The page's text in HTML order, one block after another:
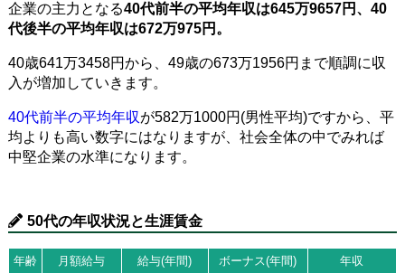
企業の主力となる40代前半の平均年収は645万9657円、40
代後半の平均年収は672万975円。
40歳641万3458円から、49歳の673万1956円まで順調に収
入が増加していきます。
40代前半の平均年収が582万1000円(男性平均)ですから、平
均よりも高い数字にはなりますが、社会全体の中でみれば
中堅企業の水準になります。
50代の年収状況と生涯賃金
年齢 月額給与 給与(年間) ボーナス(年間)
年収